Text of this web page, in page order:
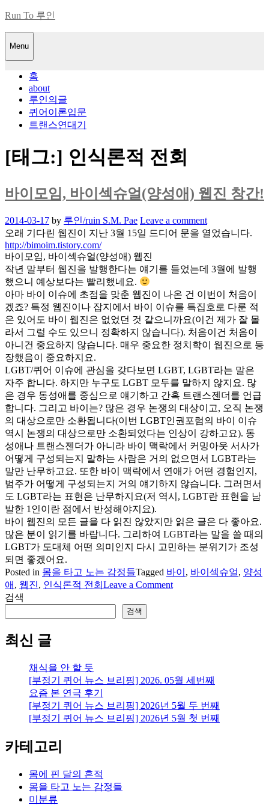
Skip
content
Run To 루인
Menu
홈
about
루인의글
퀴어이론입문
트랜스연대기
[태그:] 인식론적 전회
바이모임, 바이섹슈얼(양성애) 웹진 창간!
Posted
on
2014-03-17 by 루인/ruin S.M. Pae Leave a comment
오래 기다린 웹진이 지난 3월 15일 드디어 문을 열었습니다.
http://bimoim.tistory.com/
바이모임, 바이섹슈얼(양성애) 웹진
작년 말부터 웹진을 발행한다는 얘기를 들었는데 3월에 발행
했으니 예상보다는 빨리했네요.
아마 바이 이슈에 초점을 맞춘 웹진이 나온 건 이번이 처음이
겠죠? 특정 웹진이나 잡지에서 바이 이슈를 특집호로 다룬 적
은 있어도 바이 웹진은 없었던 것 같으니까요(이건 제가 잘 몰
라서 그럴 수도 있으니 정확하지 않습니다). 처음이건 처음이
아니건 중요하지 않습니다. 매우 중요한 정치학이 웹진으로 등
장했음이 중요하지요.
LGBT/퀴어 이슈에 관심을 갖다보면 LGBT, LGBT라는 말은
자주 합니다. 하지만 누구도 LGBT 모두를 말하지 않지요. 많
은 경우 동성애를 중심으로 얘기하고 간혹 트랜스젠더를 언급
합니다. 그리고 바이는? 많은 경우 논쟁의 대상이고, 오직 논쟁
의 대상으로만 소환됩니다(이번 LGBT인권포럼의 바이 이슈
역시 논쟁의 대상으로만 소환되었다는 인상이 강하고요). 동
성애나 트랜스젠더가 아니라 바이 맥락에서 커밍아웃 서사가
어떻게 구성되는지 말하는 사람은 거의 없으면서 LGBT라는
말만 난무하고요. 또한 바이 맥락에서 연애가 어떤 경험인지,
범주가 어떻게 구성되는지 거의 얘기하지 않습니다. 그러면서
도 LGBT라는 표현은 난무하지요(저 역시, LGBT란 표현을 남
발한 1인이란 점에서 반성해야지요).
바이 웹진의 모든 글을 다 읽진 않았지만 읽은 글은 다 좋아요.
많은 분이 읽기를 바랍니다. 그리하여 LGBT라는 말을 쓸 때의
LGBT가 도대체 어떤 의미인지 다시 고민하는 분위기가 조성
되면 좋겠어요.
Posted in 몸을 타고 노는 감정들Tagged 바이 , 바이섹슈얼, 양성
애 , 웹진, 인식론적 전회 Leave a Commenton
슈
(양
성
검색
검색
최신 글
채식을 안 할 듯
[부정기 퀴어 뉴스 브리핑] 2026. 05월 세번째
요즘 본 연극 후기
[부정기 퀴어 뉴스 브리핑] 2026년 5월 두 번째
[부정기 퀴어 뉴스 브리핑] 2026년 5월 첫 번째
카테고리
몸에 핀 달의 흔적
몸을 타고 노는 감정들
미분류